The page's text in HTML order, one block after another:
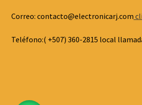
Correo: contacto@electronicarj.com
Teléfono:( +507) 360-2815 local